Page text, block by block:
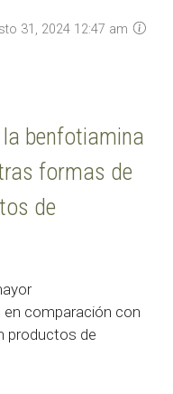
31, 2024 12:47 am
la benfotiamina
formas de
de
en comparación con
productos de